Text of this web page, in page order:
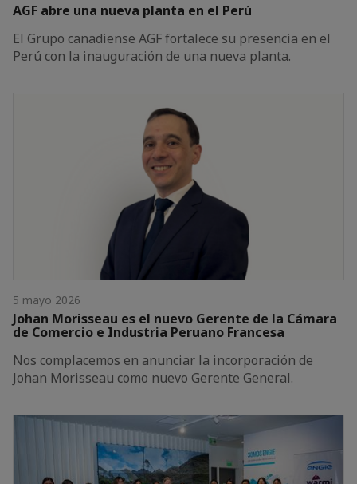
AGF abre una nueva planta en el Perú
El Grupo canadiense AGF fortalece su presencia en el
Perú con la inauguración de una nueva planta.
5 mayo 2026
Johan Morisseau es el nuevo Gerente de la Cámara
de Comercio e Industria Peruano Francesa
Nos complacemos en anunciar la incorporación de
Johan Morisseau como nuevo Gerente General.